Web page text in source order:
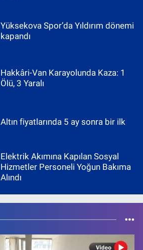
Yüksekova Spor’da Yıldırım dönemi
kapandı
Hakkâri-Van Karayolunda Kaza: 1
Ölü, 3 Yaralı
Altın fiyatlarında 5 ay sonra bir ilk
Elektrik Akımına Kapılan Sosyal
Hizmetler Personeli Yoğun Bakıma
Alındı